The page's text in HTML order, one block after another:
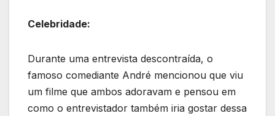
Celebridade:
Durante uma entrevista descontraída, o
famoso comediante André mencionou que viu
um filme que ambos adoravam e pensou em
como o entrevistador também iria gostar dessa